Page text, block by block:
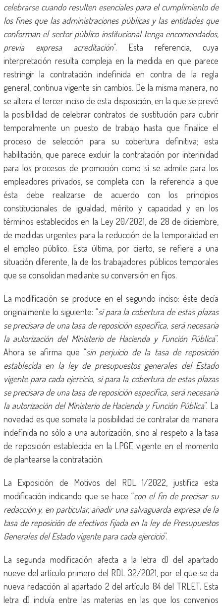
celebrarse cuando resulten esenciales para el cumplimiento de
los fines que las administraciones públicas y las entidades que
conforman el sector público institucional tenga encomendados,
previa expresa acreditación”. Esta referencia, cuya
interpretación resulta compleja en la medida en que parece
restringir la contratación indefinida en contra de la regla
general, continua vigente sin cambios. De la misma manera, no
se altera el tercer inciso de esta disposición, en la que se prevé
la posibilidad de celebrar contratos de sustitución para cubrir
temporalmente un puesto de trabajo hasta que finalice el
proceso de selección para su cobertura definitiva; esta
habilitación, que parece excluir la contratación por interinidad
para los procesos de promoción como sí se admite para los
empleadores privados, se completa con la referencia a que
ésta debe realizarse de acuerdo con los principios
constitucionales de igualdad, mérito y capacidad y en los
términos establecidos en la Ley 20/2021, de 28 de diciembre,
de medidas urgentes para la reducción de la temporalidad en
el empleo público. Esta última, por cierto, se refiere a una
situación diferente, la de los trabajadores públicos temporales
que se consolidan mediante su conversión en fijos.
La modificación se produce en el segundo inciso: éste decía
originalmente lo siguiente: “si para la cobertura de estas plazas
se precisara de una tasa de reposición específica, será necesaria
la autorización del Ministerio de Hacienda y Función Pública”.
Ahora se afirma que “sin perjuicio de la tasa de reposición
establecida en la ley de presupuestos generales del Estado
vigente para cada ejercicio, si para la cobertura de estas plazas
se precisara de una tasa de reposición específica, será necesaria
la autorización del Ministerio de Hacienda y Función Pública”. La
novedad es que somete la posibilidad de contratar de manera
indefinida no sólo a una autorización, sino al respeto a la tasa
de reposición establecida en la LPGE vigente en el momento
de plantearse la contratación.
La Exposición de Motivos del RDL 1/2022, justifica esta
modificación indicando que se hace “con el fin de precisar su
redacción y, en particular, añadir una salvaguarda expresa de la
tasa de reposición de efectivos fijada en la ley de Presupuestos
Generales del Estado vigente para cada ejercicio”.
La segunda modificación afecta a la letra d) del apartado
nueve del artículo primero del RDL 32/2021, por el que se da
nueva redacción al apartado 2 del artículo 84 del TRLET. Esta
letra d) incluía entre las materias en las que los convenios